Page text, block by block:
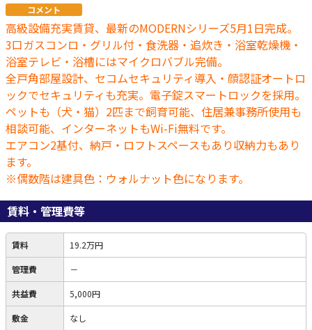
コメント
高級設備充実賃貸、最新のMODERNシリーズ5月1日完成。
3口ガスコンロ・グリル付・食洗器・追炊き・浴室乾燥機・
浴室テレビ・浴槽にはマイクロバブル完備。
全戸角部屋設計、セコムセキュリティ導入・顔認証オートロ
ックでセキュリティも充実。電子錠スマートロックを採用。
ペットも（犬・猫）2匹まで飼育可能、住居兼事務所使用も
相談可能、インターネットもWi-Fi無料です。
エアコン2基付、納戸・ロフトスペースもあり収納力もあり
ます。
※偶数階は建具色：ウォルナット色になります。
賃料・管理費等
賃料 19.2万円
管理費 －
共益費 5,000円
敷金 なし